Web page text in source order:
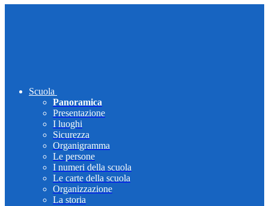
Scuola
Panoramica
Presentazione
I luoghi
Sicurezza
Organigramma
Le persone
I numeri della scuola
Le carte della scuola
Organizzazione
La storia